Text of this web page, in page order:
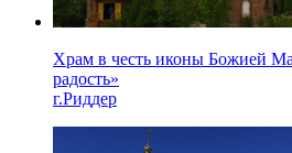
Храм в честь иконы Божией
радость»
г.Риддер